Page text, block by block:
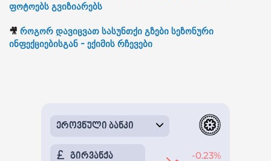
ფოტოებს გვიზიარებს
🎥 როგორ დავიცვათ სასუნთქი გზები სეზონური
ინფექციებისგან - ექიმის რჩევები